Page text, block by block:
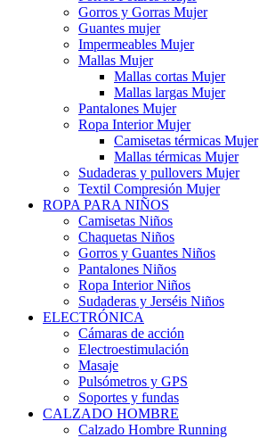
Gorros y Gorras Mujer
Guantes mujer
Impermeables Mujer
Mallas Mujer
Mallas cortas Mujer
Mallas largas Mujer
Pantalones Mujer
Ropa Interior Mujer
Camisetas térmicas Mujer
Mallas térmicas Mujer
Sudaderas y pullovers Mujer
Textil Compresión Mujer
ROPA PARA NIÑOS
Camisetas Niños
Chaquetas Niños
Gorros y Guantes Niños
Pantalones Niños
Ropa Interior Niños
Sudaderas y Jerséis Niños
ELECTRÓNICA
Cámaras de acción
Electroestimulación
Masaje
Pulsómetros y GPS
Soportes y fundas
CALZADO HOMBRE
Calzado Hombre Running